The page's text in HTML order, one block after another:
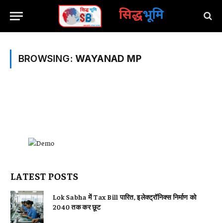
सिद्धभूमि
BROWSING: WAYANAD MP
LATEST POSTS
Lok Sabha में Tax Bill पारित, इलेक्ट्रॉनिक्स निर्माण को
2040 तक कर छूट